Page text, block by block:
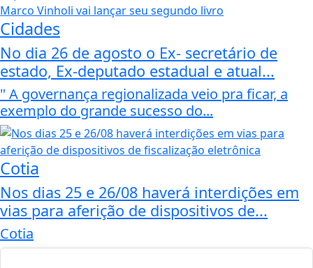
Cidades
No dia 26 de agosto o Ex- secretário de
estado, Ex-deputado estadual e atual...
" A governança regionalizada veio pra ficar, a
exemplo do grande sucesso do...
Cotia
Nos dias 25 e 26/08 haverá interdições em
vias para aferição de dispositivos de...
Cotia